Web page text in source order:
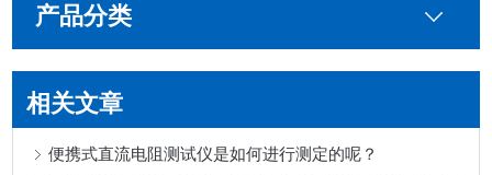
产品分类
相关文章
便携式直流电阻测试仪是如何进行测定的呢？